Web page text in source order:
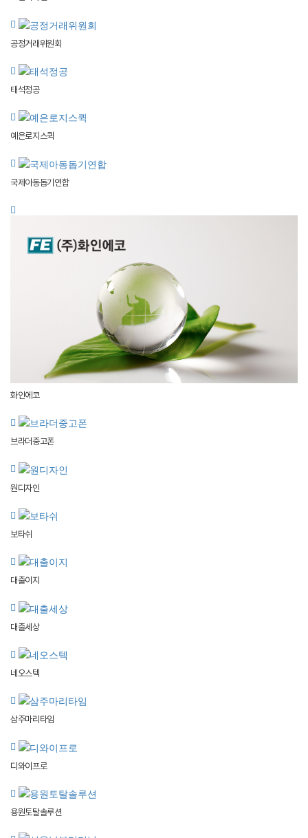
공정거래위원회
태석정공
예은로지스퀵
국제아동돕기연합
화인에코
브라더중고폰
원디자인
보타쉬
대출이지
대출세상
네오스텍
삼주마리타임
디와이프로
용원토탈솔루션